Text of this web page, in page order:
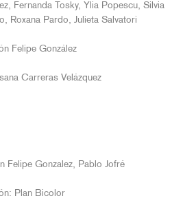
Fernanda Tosky, Ylia Popescu, Silvia
Roxana Pardo, Julieta Salvatori
Felipe González
Carreras Velázquez
Felipe Gonzalez, Pablo Jofré
Plan Bicolor